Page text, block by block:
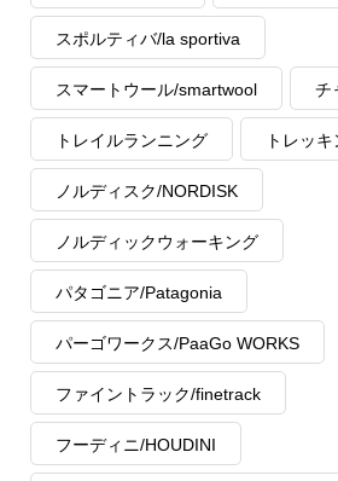
スポルティバ/la sportiva
スマートウール/smartwool チ
トレイルランニング トレッ
ノルディスク/NORDISK
ノルディックウォーキング
パタゴニア/Patagonia
パーゴワークス/PaaGo WORKS
ファイントラック/finetrack
フーディニ/HOUDINI